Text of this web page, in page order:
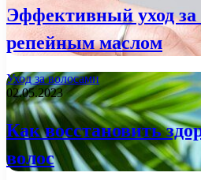
Эффективный уход за
репейным маслом
Уход за волосами
02.05.2023
Как восстановить
волос